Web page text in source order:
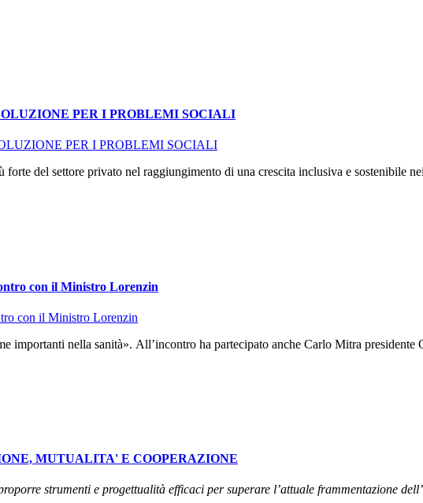
PER I PROBLEMI SOCIALI
del settore privato nel raggiungimento di una crescita inclusiva e sostenibile
con il Ministro Lorenzin
importanti nella sanità». All’incontro ha partecipato anche Carlo Mitra
MUTUALITA' E COOPERAZIONE
strumenti e progettualità efficaci per superare l’attuale frammentazione